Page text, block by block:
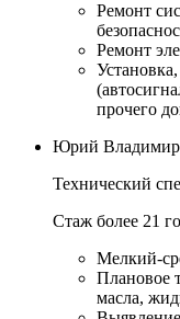
Ремонт
Ремонт
прочего
Юрий
Технический
Стаж более 21
Мелкий-
Плановое
масла,